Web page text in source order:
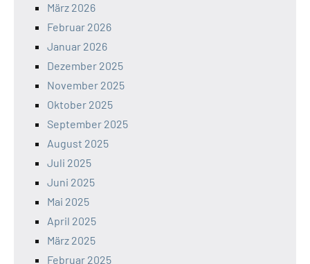
März 2026
Februar 2026
Januar 2026
Dezember 2025
November 2025
Oktober 2025
September 2025
August 2025
Juli 2025
Juni 2025
Mai 2025
April 2025
März 2025
Februar 2025